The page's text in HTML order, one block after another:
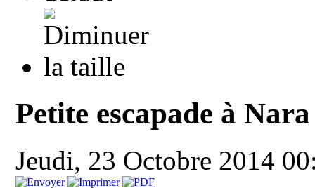
Petite escapade à Nara
Jeudi, 23 Octobre 2014